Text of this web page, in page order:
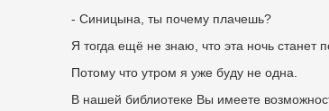
- Синицына, ты почему плачешь?
Я тогда ещё не знаю, что эта ночь станет
Потому что утром я уже буду не одна.
В нашей библиотеке Вы имеете